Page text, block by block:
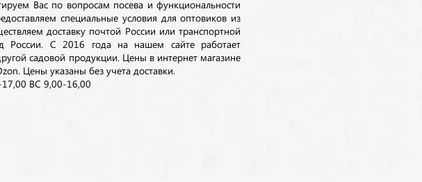
Вас по вопросам посева и функциональности
специальные условия для оптовиков из
доставку почтой России или транспортной
России. С 2016 года на нашем сайте работает
садовой продукции. Цены в интернет магазине
Цены указаны без учета доставки.
ВС 9,00-16,00